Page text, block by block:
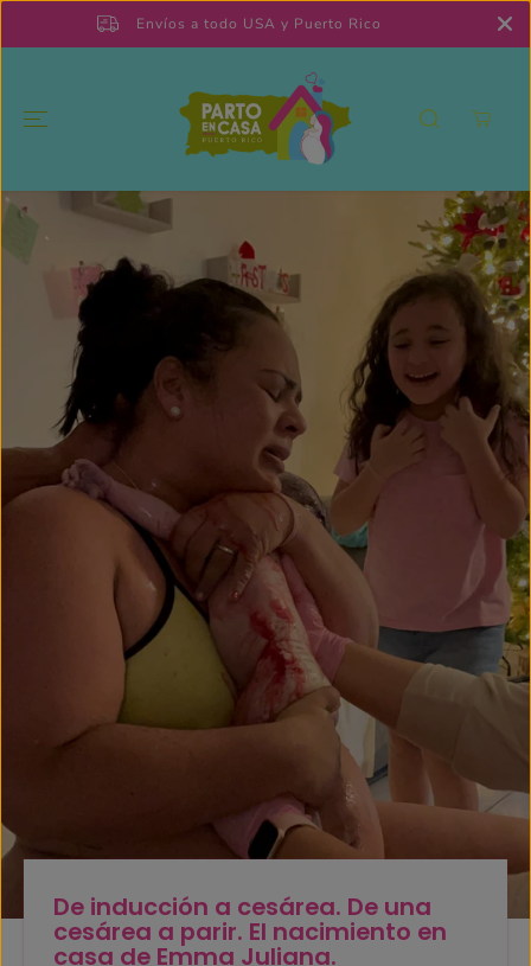
SKIP TO
CONTENT Envíos a todo USA y Puerto Rico
De inducción a cesárea. De una
cesárea a parir. El nacimiento en
casa de Emma Juliana.